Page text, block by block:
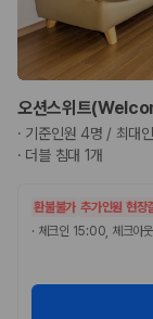
오션스위트
· 기준인원 4명 / 최대
· 더블 침대 1개
환불불가 추가인원 현장
· 체크인 15:00, 체크아